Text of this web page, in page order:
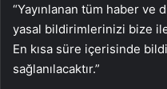
“Yayınlanan tüm haber
yasal bildirimlerinizi bize
En kısa süre içerisinde
sağlanılacaktır.”